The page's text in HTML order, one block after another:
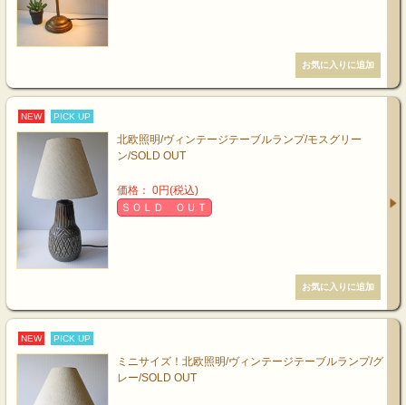
NEW PICK UP
北欧照明/ヴィンテージテーブルランプ/モスグリー
ン/SOLD OUT
価格： 0円(税込)
ＳＯＬＤ ＯＵＴ
NEW PICK UP
ミニサイズ！北欧照明/ヴィンテージテーブルランプ/グ
レー/SOLD OUT